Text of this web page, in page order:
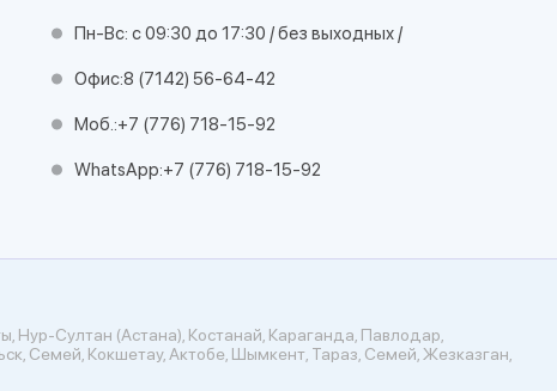
Пн-Вс: с 09:30 до 17:30 / без выходных /
Офис:8 (7142) 56-64-42
Моб.:+7 (776) 718-15-92
WhatsApp:+7 (776) 718-15-92
Нур-Султан (Астана), Костанай, Караганда, Павлодар,
Семей, Кокшетау, Актобе, Шымкент, Тараз, Семей, Жезказган,